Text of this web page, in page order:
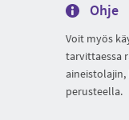
Ohje
Voit myös
tarvittaessa
perusteella.